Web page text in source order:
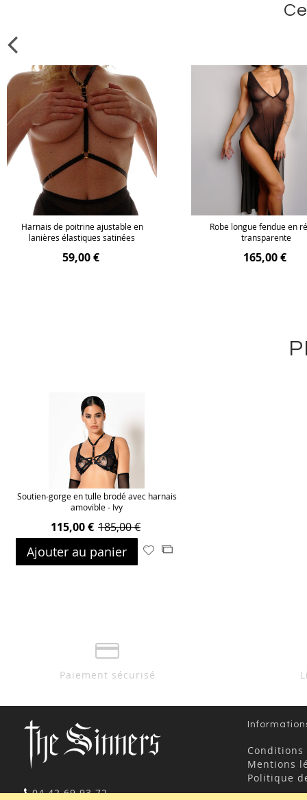
Harnais de poitrine ajustable en
lanières élastiques satinées
59,00 €
Robe longue fendue en
transparente
165,00 €
Soutien-gorge en tulle brodé avec harnais
amovible - Ivy
115,00 € 185,00 €
Ajouter au panier
AjouterAjouter
Paiement sécurisé
04 42 69 93 72
Conditions
Mentions
Politique